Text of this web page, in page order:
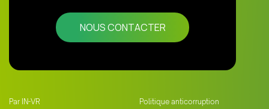
NOUS CONTACTER
Par IN-VR Politique anticorruption